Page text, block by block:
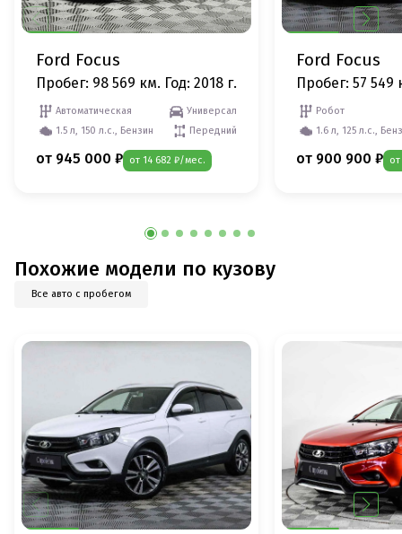
Ford Focus
Пробег: 98 569 км. Год: 2018 г.
Автоматическая
Универсал
1.5 л, 150 л.с., Бензин
Передний
от 945 000 ₽ от 14 682 ₽/мес.
Ford Focus
Пробег: 57 549
Робот
1.6 л, 125 л.с.,
от 900 900 ₽
Похожие модели по кузову
Все авто с пробегом